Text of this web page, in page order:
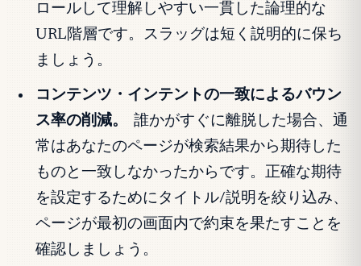
ロールして理解しやすい一貫した論理的な
URL階層です。スラッグは短く説明的に保ち
ましょう。
コンテンツ・インテントの一致によるバウン
ス率の削減。
誰かがすぐに離脱した場合、通
常はあなたのページが検索結果から期待した
ものと一致しなかったからです。正確な期待
を設定するためにタイトル/説明を絞り込み、
ページが最初の画面内で約束を果たすことを
確認しましょう。